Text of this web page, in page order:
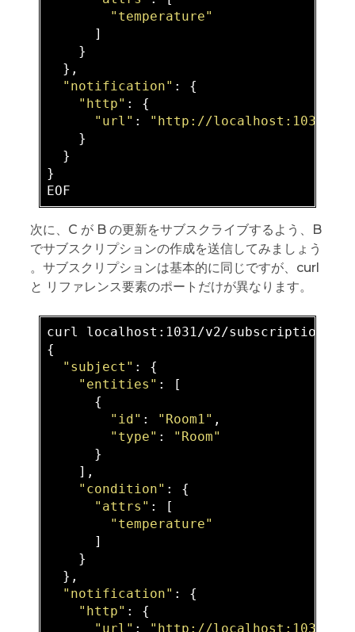
"temperature"
      ]
    }
  },
"notification" : {
"http" : {
"url" :
"http://localhost:1031/
    }
  }
}
次に、C が B の更新をサブスクライブするよう、B
でサブスクリプションの作成を送信してみましょう
。サブスクリプションは基本的に同じですが、curl
と リファレンス要素のポートだけが異なります。
curl localhost:1031/v2/subscriptions -
{
"subject" : {
"entities" : [
      {
"id" : "Room1" ,
"type" :
"Room"
      }
    ],
"condition" : {
"attrs" : [
"temperature"
      ]
    }
  },
"notification" : {
"http" : {
"url" :
"http://localhost:1032/